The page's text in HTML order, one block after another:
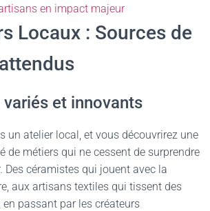
en impact majeur
Locaux : Sources de
et innovants
un atelier local, et vous découvrirez une
de métiers qui ne cessent de surprendre
Des céramistes qui jouent avec la
aux artisans textiles qui tissent des
passant par les créateurs